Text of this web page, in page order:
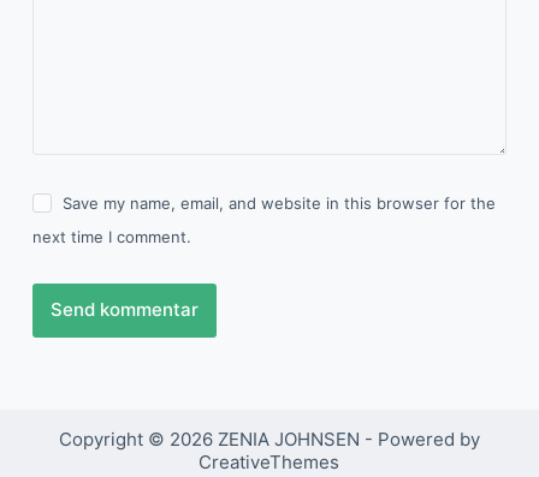
Save my name, email, and website in this browser for the
next time I comment.
Send kommentar
Copyright © 2026 ZENIA JOHNSEN - Powered by
CreativeThemes